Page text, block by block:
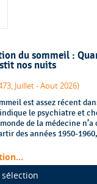
du sommeil :
nos nuits
Juillet - Aout 2026)
est assez récent
le psychiatre et
de la médecine n’a
des années 1950-